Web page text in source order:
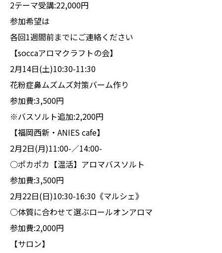
2テーマ受講:22,000円
参加希望は
各回1週間前までにご連絡ください
【soccaアロマクラフトの会】
2月14日(土)10:30-11:30
花粉症鼻ムズムズ対策バーム作り
参加費:3,500円
※バスソルト追加:2,200円
【福岡西新・ANIES cafe】
2月2日(月)11:00-／14:00-
○ポカポカ【温活】アロマバスソルト
参加費:3,500円
2月22日(日)10:30-16:30《マルシェ》
○体質に合わせて選ぶロールオンアロマ
参加費:2,000円
【サロン】